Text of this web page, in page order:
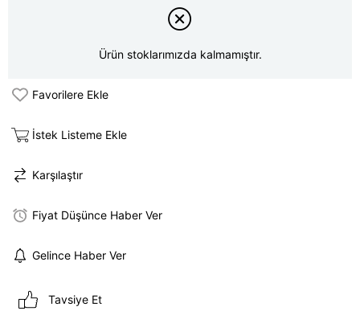
Ürün stoklarımızda kalmamıştır.
Favorilere Ekle
İstek Listeme Ekle
Karşılaştır
Fiyat Düşünce Haber Ver
Gelince Haber Ver
Tavsiye Et